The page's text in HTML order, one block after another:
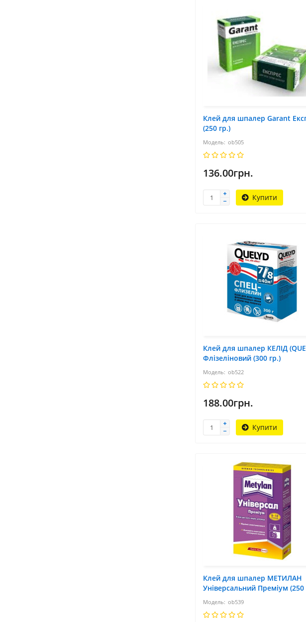
Клей для шпалер Garant
(250 гр.)
ob505
136.00грн.
Купити
Клей для шпалер КЕЛІД
Флізеліновий (300 гр.)
ob522
188.00грн.
Купити
Клей для шпалер МЕТИЛАН
Універсальний Преміум (250
ob539